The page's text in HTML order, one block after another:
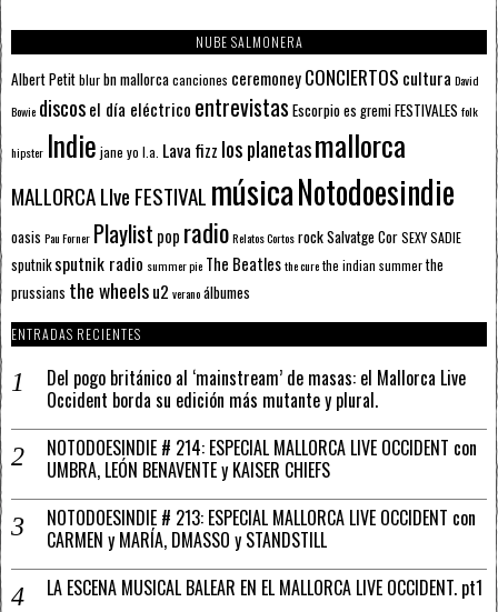
NUBE SALMONERA
Albert Petitblurbn mallorcacanciones ceremoneyCONCIERTOS cultura David
Bowie discosel día eléctrico entrevistas Escorpioes gremiFESTIVALES folk
hipster Indie jane yo l.a. Lava fizz los planetasmallorca
MALLORCA LIve FESTIVAL músicaNotodoesindie
oasis Pau Forner Playlist pop radioRelatos CortosrockSalvatge CorSEXY SADIE
sputnik sputnik radio summer pie The Beatlesthe curethe indian summerthe
prussians the wheelsu2 veranoálbumes
ENTRADAS RECIENTES
Del pogo británico al ‘mainstream’ de masas: el Mallorca Live
Occident borda su edición más mutante y plural.
NOTODOESINDIE # 214: ESPECIAL MALLORCA LIVE OCCIDENT con
UMBRA, LEÓN BENAVENTE y KAISER CHIEFS
NOTODOESINDIE # 213: ESPECIAL MALLORCA LIVE OCCIDENT con
CARMEN y MARÍA, DMASSO y STANDSTILL
LA ESCENA MUSICAL BALEAR EN EL MALLORCA LIVE OCCIDENT. pt1